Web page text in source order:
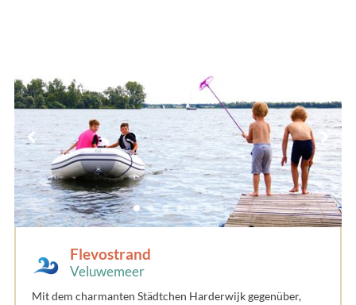
Flevostrand
Veluwemeer
Mit dem charmanten Städtchen Harderwijk gegenüber,